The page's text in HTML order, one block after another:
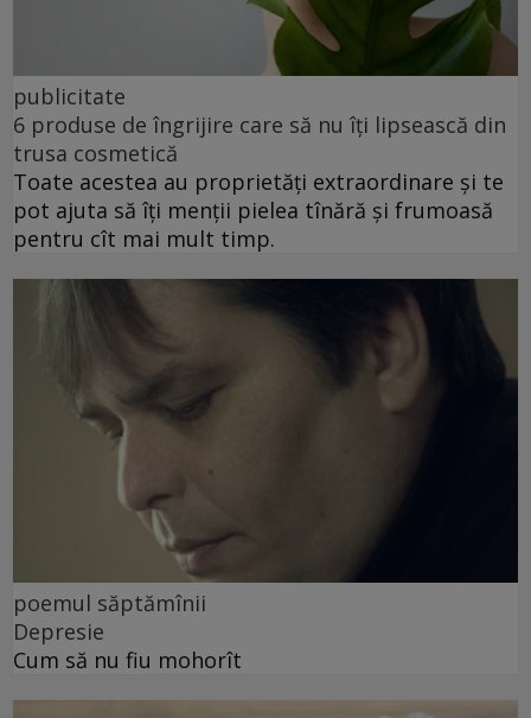
publicitate
6 produse de îngrijire care să nu îți lipsească din
trusa cosmetică
Toate acestea au proprietăți extraordinare și te
pot ajuta să îți menții pielea tînără și frumoasă
pentru cît mai mult timp.
poemul săptămînii
Depresie
Cum să nu fiu mohorît